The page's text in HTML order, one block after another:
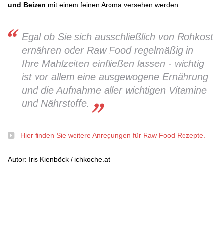
und Beizen mit einem feinen Aroma versehen werden.
Egal ob Sie sich ausschließlich von Rohkost
ernähren oder Raw Food regelmäßig in
Ihre Mahlzeiten einfließen lassen - wichtig
ist vor allem eine ausgewogene Ernährung
und die Aufnahme aller wichtigen Vitamine
und Nährstoffe.
Hier finden Sie weitere Anregungen für Raw Food Rezepte.
Autor: Iris Kienböck / ichkoche.at